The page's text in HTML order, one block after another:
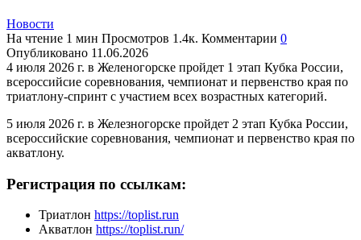
Новости
На чтение 1 мин Просмотров 1.4к. Комментарии 0
Опубликовано 11.06.2026
4 июля 2026 г. в Желеногорске пройдет 1 этап Кубка России,
всероссийсие соревнования, чемпионат и первенство края по
триатлону-спринт с участием всех возрастных категорий.
5 июля 2026 г. в Железногорске пройдет 2 этап Кубка России,
всероссийские соревнования, чемпионат и первенство края по
акватлону.
Регистрация по ссылкам:
Триатлон https://toplist.run
Акватлон https://toplist.run/